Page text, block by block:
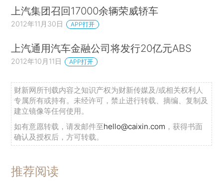
上汽集团召回17000余辆荣威轿车
2012年11月30日 APP打开
上汽通用汽车金融公司将发行20亿元ABS
2012年10月11日 APP打开
财新网所刊载内容之知识产权为财新传媒及/或相关权利人
专属所有或持有。未经许可，禁止进行转载、摘编、复制及
建立镜像等任何使用。
如有意愿转载，请发邮件至hello@caixin.com ，获得书面
确认及授权后，方可转载。
推荐阅读